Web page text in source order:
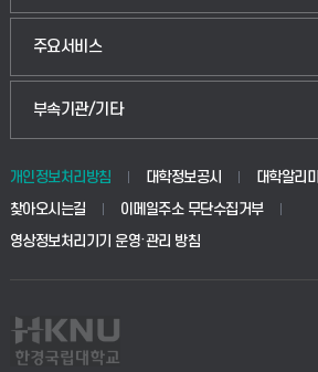
생명공학부
사회안전시스템공학부
산업대학원
공공정책대학원
교육대학원
주요서비스
입학안내
웹메일
학사시스템(전문학사 및 전공심화)
사이버캠퍼스(전문학사 및 전공심화)
부속기관/기타
중앙도서관
학생생활관(안성)
산학협력단
개인정보처리방침 대학정보공시 대학알리미
찾아오시는길
이메일주소 무단수집거부
영상정보처리기기 운영·관리 방침